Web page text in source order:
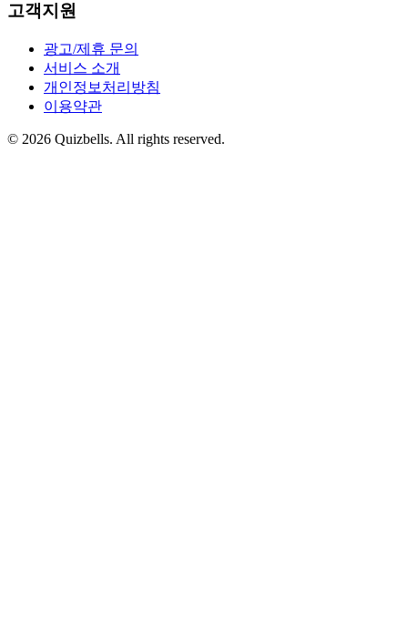
고객지원
광고/제휴 문의
서비스 소개
개인정보처리방침
이용약관
© 2026 Quizbells. All rights reserved.